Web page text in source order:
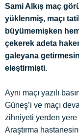
Sami Alkış maç
yüklenmiş, maçı
büyümemişken
çekerek adeta
galeyana
eleştirmişti.
Aynı maçı yazılı
Güneş’i ve maçı
zihniyeti yerden yere
Araştırma